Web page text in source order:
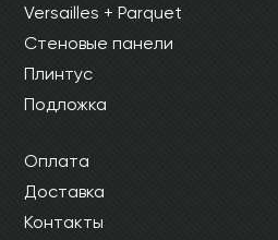
Versailles + Parquet
Стеновые панели
Плинтус
Подложка
Оплата
Доставка
Контакты